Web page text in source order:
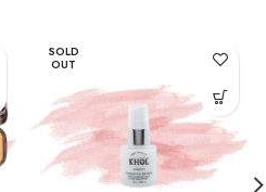
SOLD
OUT